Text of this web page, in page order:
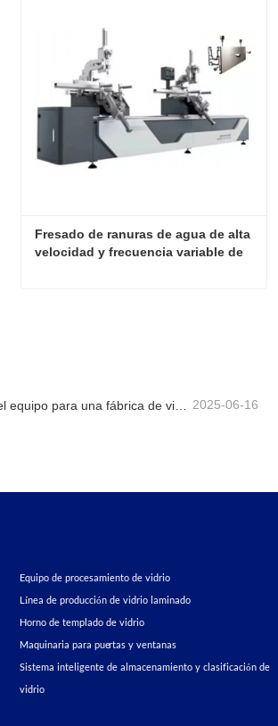
Fresado de ranuras de agua de alta
velocidad y frecuencia variable de
Cómo elegir el equipo para una fábrica de vidrio aislante convencional 2025-06-16
Equipo de procesamiento de vidrio
Línea de producción de vidrio laminado
Horno de templado de vidrio
Maquinaria para puertas y ventanas
Sistema inteligente de almacenamiento y clasificación de
vidrio